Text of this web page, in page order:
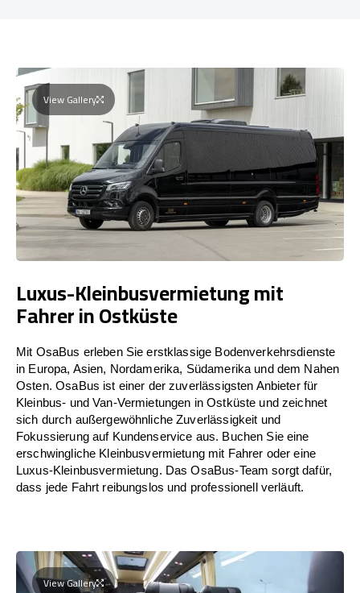
View Gallery
Luxus-Kleinbusvermietung mit
Fahrer in Ostküste
Mit OsaBus erleben Sie erstklassige Bodenverkehrsdienste
in Europa, Asien, Nordamerika, Südamerika und dem Nahen
Osten. OsaBus ist einer der zuverlässigsten Anbieter für
Kleinbus- und Van-Vermietungen in Ostküste und zeichnet
sich durch außergewöhnliche Zuverlässigkeit und
Fokussierung auf Kundenservice aus. Buchen Sie eine
erschwingliche Kleinbusvermietung mit Fahrer oder eine
Luxus-Kleinbusvermietung. Das OsaBus-Team sorgt dafür,
dass jede Fahrt reibungslos und professionell verläuft.
View Gallery